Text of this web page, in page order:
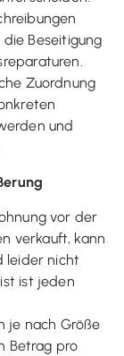
Beseitigung
Zuordnung
und
vor der
verkauft, kann
leider nicht
ist jeden
je nach Größe
Betrag pro